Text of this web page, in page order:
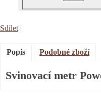
Sdílet |
Popis Podobné zboží
Svinovací metr